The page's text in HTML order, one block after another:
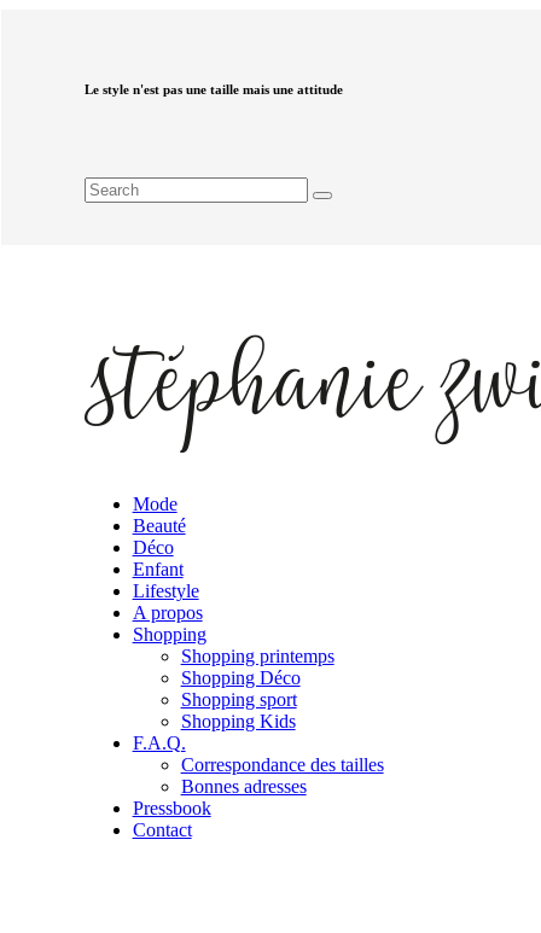
Le style n'est pas une taille mais une attitude
Mode
Beauté
Déco
Enfant
Lifestyle
A propos
Shopping
Shopping printemps
Shopping Déco
Shopping sport
Shopping Kids
F.A.Q.
Correspondance des tailles
Bonnes adresses
Pressbook
Contact